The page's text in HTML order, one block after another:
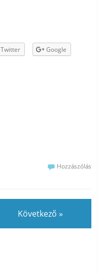
Twitter
Google
Hozzászólás
Következő »